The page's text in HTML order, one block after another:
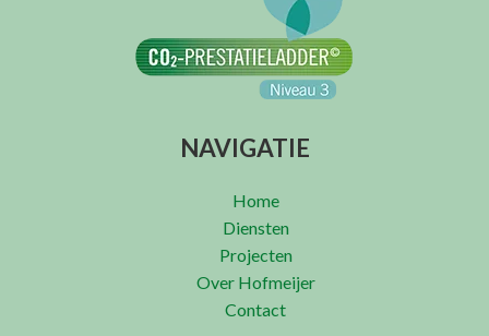
NAVIGATIE
Home
Diensten
Projecten
Over Hofmeijer
Contact